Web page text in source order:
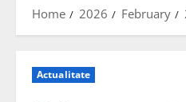
Home 2026 February
Actualitate